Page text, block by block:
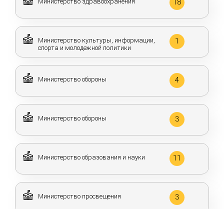
18
Министерство культуры, информации,
спорта и молодежной политики
1
Министерство обороны 4
Министерство обороны 3
Министерство образования и науки 11
Министерство просвещения 3